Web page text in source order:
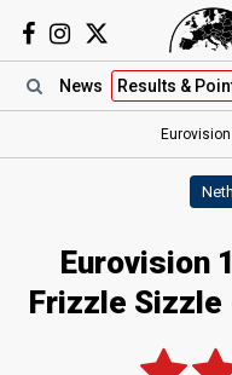
News Results &
Eurovision
Eurovision
Frizzle